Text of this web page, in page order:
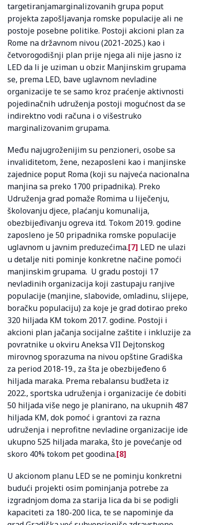
targetiranjamarginalizovanih grupa poput
projekta zapošljavanja romske populacije ali ne
postoje posebne politike. Postoji akcioni plan za
Rome na državnom nivou (2021-2025.) kao i
četvorogodišnji plan prije njega ali nije jasno iz
LED da li je uziman u obzir. Manjinskim grupama
se, prema LED, bave uglavnom nevladine
organizacije te se samo kroz praćenje aktivnosti
pojedinačnih udruženja postoji mogućnost da se
indirektno vodi računa i o višestruko
marginalizovanim grupama.
Među najugroženijim su penzioneri, osobe sa
invaliditetom, žene, nezaposleni kao i manjinske
zajednice poput Roma (koji su najveća nacionalna
manjina sa preko 1700 pripadnika). Preko
Udruženja grad pomaže Romima u liječenju,
školovanju djece, plaćanju komunalija,
obezbijeđivanju ogreva itd. Tokom 2019. godine
zaposleno je 50 pripadnika romske populacije
uglavnom u javnim preduzećima.[7] LED ne ulazi
u detalje niti pominje konkretne načine pomoći
manjinskim grupama. U gradu postoji 17
nevladinih organizacija koji zastupaju ranjive
populacije (manjine, slabovide, omladinu, slijepe,
boračku populaciju) za koje je grad dotirao preko
320 hiljada KM tokom 2017. godine. Postoji i
akcioni plan jačanja socijalne zaštite i inkluzije za
povratnike u okviru Aneksa VII Dejtonskog
mirovnog sporazuma na nivou opštine Gradiška
za period 2018-19., za šta je obezbijeđeno 6
hiljada maraka. Prema rebalansu budžeta iz
2022., sportska udruženja i organizacije će dobiti
50 hiljada više nego je planirano, na ukupnih 487
hiljada KM, dok pomoć i grantovi za razna
udruženja i neprofitne nevladine organizacije ide
ukupno 525 hiljada maraka, što je povećanje od
skoro 40% tokom pet goodina.[8]
U akcionom planu LED se ne pominju konkretni
budući projekti osim pominjanja potrebe za
izgradnjom doma za starija lica da bi se podigli
kapaciteti za 180-200 lica, te se napominje da